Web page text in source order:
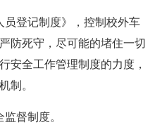
员登记制度》，控制校外车
防死守，尽可能的堵住一切
安全工作管理制度的力度，
制。
督制度。